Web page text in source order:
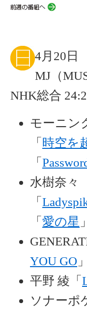
4月20日
MJ（
NHK総合
モーニン
「 時空を
「
水樹奈々
「
「 愛の星 」
YOU GO 」
平野 綾「
ソナーポ